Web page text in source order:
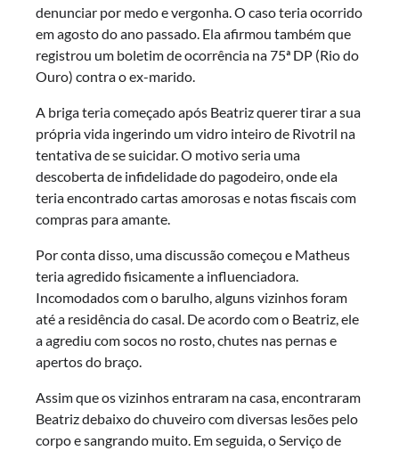
denunciar por medo e vergonha. O caso teria ocorrido
em agosto do ano passado. Ela afirmou também que
registrou um boletim de ocorrência na 75ª DP (Rio do
Ouro) contra o ex-marido.
A briga teria começado após Beatriz querer tirar a sua
própria vida ingerindo um vidro inteiro de Rivotril na
tentativa de se suicidar. O motivo seria uma
descoberta de infidelidade do pagodeiro, onde ela
teria encontrado cartas amorosas e notas fiscais com
compras para amante.
Por conta disso, uma discussão começou e Matheus
teria agredido fisicamente a influenciadora.
Incomodados com o barulho, alguns vizinhos foram
até a residência do casal. De acordo com o Beatriz, ele
a agrediu com socos no rosto, chutes nas pernas e
apertos do braço.
Assim que os vizinhos entraram na casa, encontraram
Beatriz debaixo do chuveiro com diversas lesões pelo
corpo e sangrando muito. Em seguida, o Serviço de